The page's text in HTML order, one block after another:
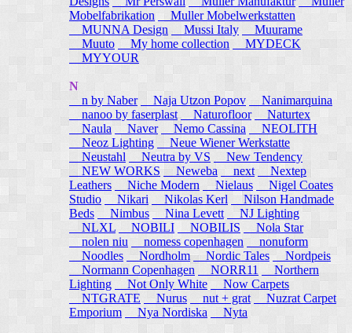
Mobelfabrikation
Muller Mobelwerkstatten
MUNNA Design
Mussi Italy
Muurame
Muuto My home collection
MYDECK
MYYOUR
N
n by Naber
Naja Utzon Popov
Nanimarquina
nanoo by faserplast
Naturofloor
Naturtex
Naula
Naver Nemo Cassina
NEOLITH
Neoz Lighting
Neue Wiener Werkstatte
Neustahl
Neutra by VS
New Tendency
NEW WORKS
Neweba next
Nextep
Leathers
Niche Modern Nielaus
Nigel Coates
Studio
Nikari Nikolas Kerl
Nilson Handmade
Beds
Nimbus Nina Levett
NJ Lighting
NLXL
NOBILI NOBILIS
Nola Star
nolen niu
nomess copenhagen
nonuform
Noodles
Nordholm Nordic Tales
Nordpeis
Normann Copenhagen
NORR11
Northern
Lighting
Not Only White
Now Carpets
NTGRATE
Nurus nut + grat
Nuzrat Carpet
Emporium
Nya Nordiska Nyta